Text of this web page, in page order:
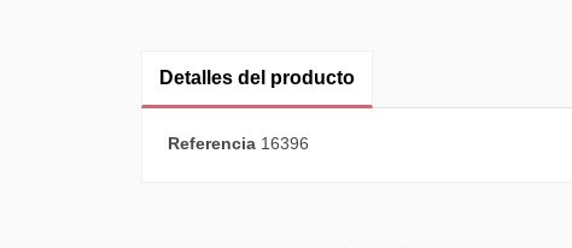
Detalles del producto
Referencia 16396